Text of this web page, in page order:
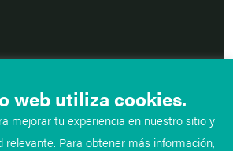
web utiliza cookies.
mejorar tu experiencia en nuestro sitio y
relevante. Para obtener más información,